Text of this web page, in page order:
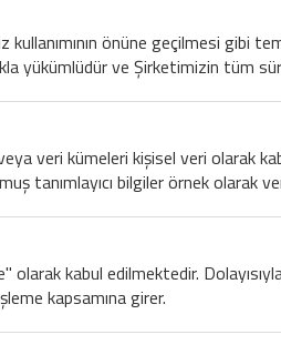
önüne geçilmesi gibi
yükümlüdür ve Şirketimizin tüm
veri kümeleri kişisel veri
tanımlayıcı bilgiler örnek olarak
kabul edilmektedir.
kapsamına girer.